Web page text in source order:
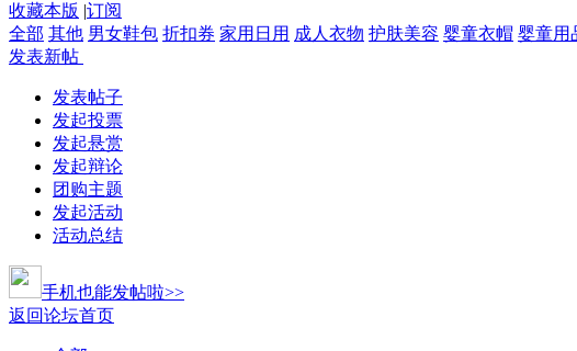
收藏本版 |订阅
全部 其他 男女鞋包 折扣券 家用日用 成人衣物 护肤美容 婴童衣帽 婴童用
发表新帖
发表帖子
发起投票
发起悬赏
发起辩论
团购主题
发起活动
活动总结
手机也能发帖啦>>
返回论坛首页